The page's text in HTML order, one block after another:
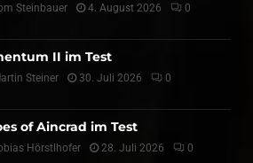
Steinbauer 4. August 2026 0
II im Test
Steiner 30. Juli 2026 0
of Aincrad im Test
Hörstlhofer 28. Juli 2026 0